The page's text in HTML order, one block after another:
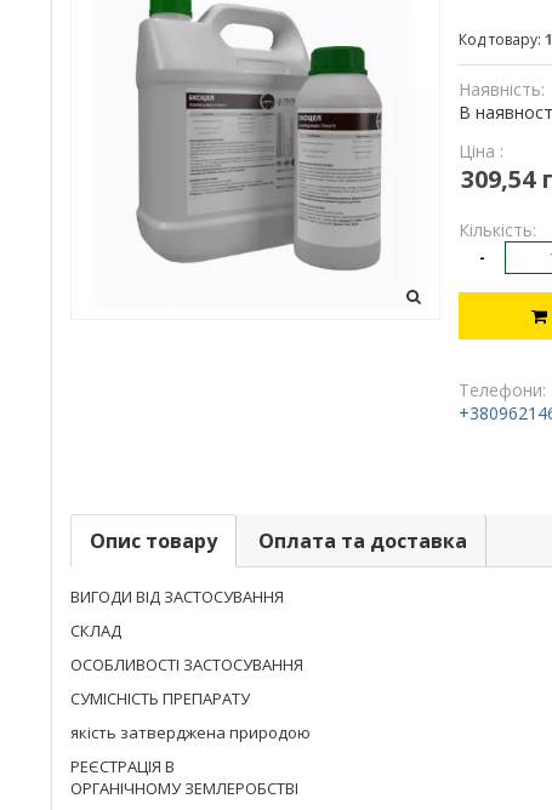
Код товару:
Наявність:
В
Ціна :
309,54
Кількість:
-
Телефони:
Опис товару Оплата та доставка
ВИГОДИ ВІД ЗАСТОСУВАННЯ
СКЛАД
ОСОБЛИВОСТІ ЗАСТОСУВАННЯ
СУМІСНІСТЬ ПРЕПАРАТУ
якість затверджена природою
РЕЄСТРАЦІЯ В
ОРГАНІЧНОМУ ЗЕМЛЕРОБСТВІ